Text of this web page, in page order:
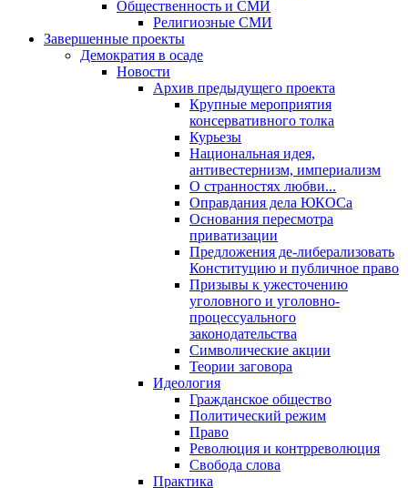
Общественность и СМИ
Религиозные СМИ
Завершенные проекты
Демократия в осаде
Новости
Архив предыдущего проекта
Крупные мероприятия
консервативного толка
Курьезы
Национальная идея,
антивестернизм, империализм
О странностях любви...
Оправдания дела ЮКОСа
Основания пересмотра
приватизации
Предложения де-либерализовать
Конституцию и публичное право
Призывы к ужесточению
уголовного и уголовно-
процессуального
законодательства
Символические акции
Теории заговора
Идеология
Гражданское общество
Политический режим
Право
Революция и контрреволюция
Свобода слова
Практика